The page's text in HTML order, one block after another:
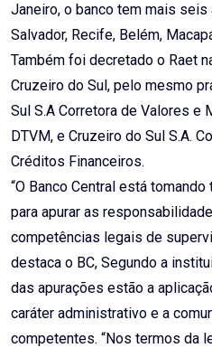
Janeiro, o banco tem mais seis
Salvador, Recife, Belém,
Também foi decretado o Raet
Cruzeiro do Sul, pelo mesmo
Sul S.A Corretora de Valores e
DTVM, e Cruzeiro do Sul S.A.
Créditos Financeiros.
“O Banco Central está
para apurar as
competências legais de
destaca o BC, Segundo a
das apurações estão a
caráter administrativo e a
competentes. “Nos termos da